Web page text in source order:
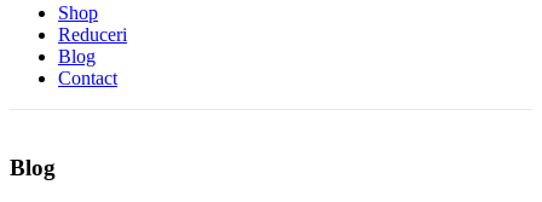
Shop
Reduceri
Blog
Contact
Blog